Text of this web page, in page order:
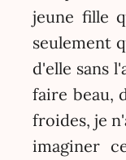
jeune fille
seulement
d'elle sans
faire beau,
froides, je
imaginer